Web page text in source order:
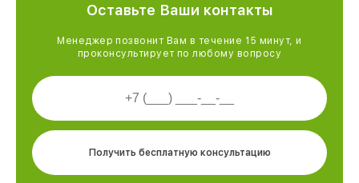
Оставьте Ваши контакты
Менеджер позвонит Вам в течение 15 минут, и
проконсультирует по любому вопросу
Получить бесплатную консультацию